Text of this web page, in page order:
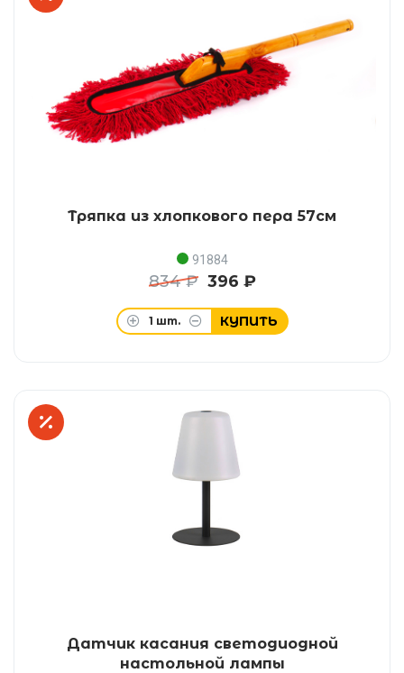
Тряпка из хлопкового пера 57см
91884
834 ₽ 396 ₽
1 шт. КУПИТЬ
Датчик касания светодиодной
настольной лампы